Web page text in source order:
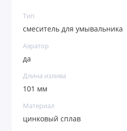
Тип
смеситель для умывальника
Аэратор
да
Длина излива
101 мм
Материал
цинковый сплав